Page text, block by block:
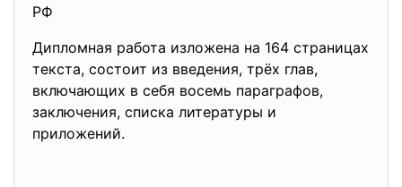
РФ
Дипломная работа изложена на 164 страницах
текста, состоит из введения, трёх глав,
включающих в себя восемь параграфов,
заключения, списка литературы и
приложений.